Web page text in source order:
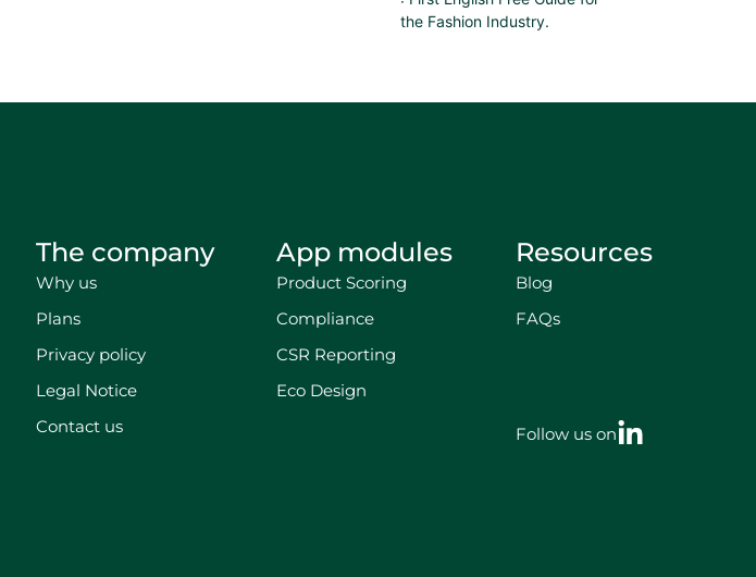
the Fashion Industry.
The company
Why us
Plans
Privacy policy
Legal Notice
Contact us
App modules
Product Scoring
Compliance
CSR Reporting
Eco Design
Resources
Blog
FAQs
Follow us on